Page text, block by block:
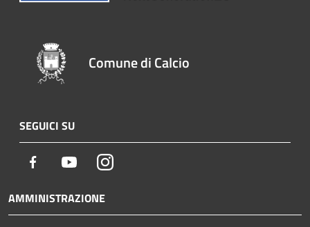
Comune di Calcio
SEGUICI SU
Facebook YoutubeInstagram
AMMINISTRAZIONE